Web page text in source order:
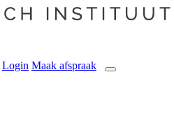
Login Maak afspraak